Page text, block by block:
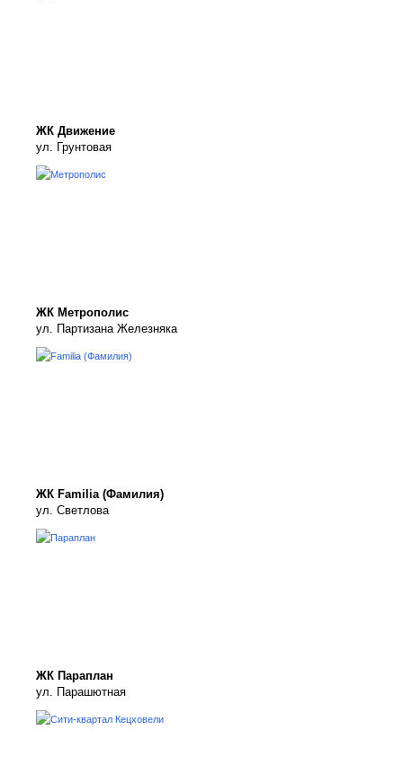
ЖК Движение
ул. Грунтовая
ЖК Метрополис
ул. Партизана Железняка
ЖК Familia (Фамилия)
ул. Светлова
ЖК Параплан
ул. Парашютная